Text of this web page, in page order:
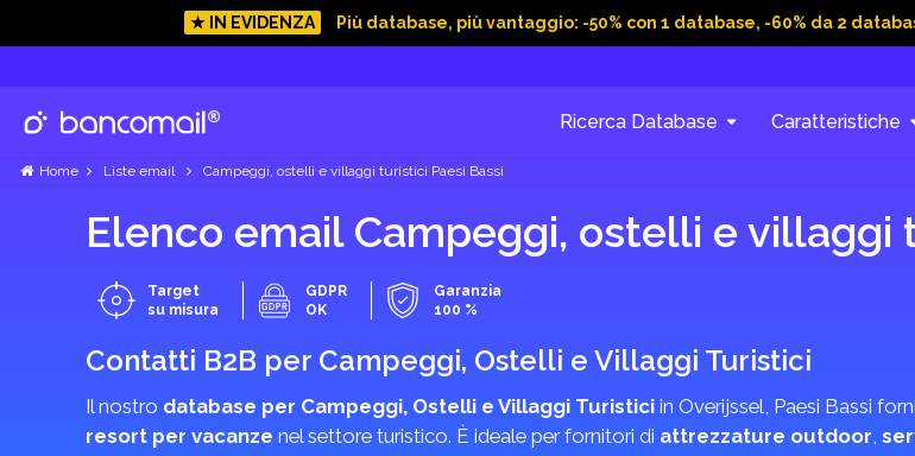
★ IN EVIDENZA Più database, più vantaggio: -50% con 1 database, -60% da 2
Ricerca Database Caratteristiche
Home Liste email Campeggi, ostelli e villaggi turistici Paesi Bassi
Elenco email Campeggi, ostelli e villaggi
Target
su misura
GDPR
OK
Garanzia
100 %
Contatti B2B per Campeggi, Ostelli e Villaggi Turistici
Il nostro database per Campeggi, Ostelli e Villaggi Turistici in Overijssel, Paesi Bassi
resort per vacanze nel settore turistico. È ideale per fornitori di attrezzature outdoor,